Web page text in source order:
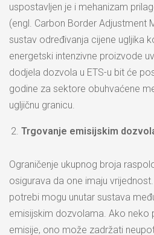
uspostavljen je i mehanizam
(engl. Carbon Border Adjustment
sustav određivanja cijene ugljika
energetski intenzivne proizvode
dodjela dozvola u ETS-u bit će
godine za sektore obuhvaćene
ugljičnu granicu.
Trgovanje emisijskim
Ograničenje ukupnog broja
osigurava da one imaju
potrebi mogu unutar sustava
emisijskim dozvolama. Ako neko
emisije, ono može zadržati